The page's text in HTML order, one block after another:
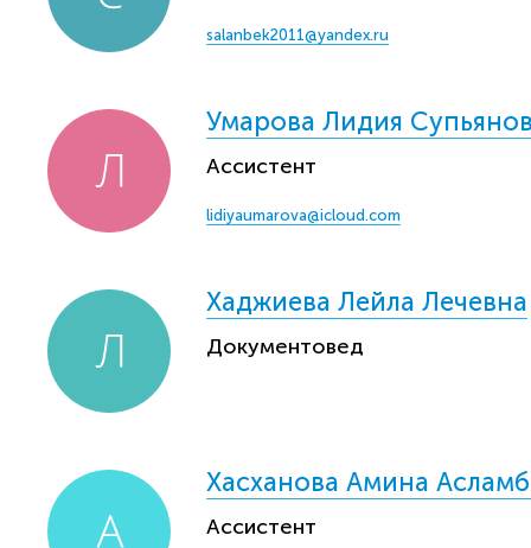
salanbek2011@yandex.ru
Умарова Лидия
Ассистент
lidiyaumarova@icloud.com
Хаджиева Лейла Лечевна
Документовед
Хасханова Амина
Ассистент